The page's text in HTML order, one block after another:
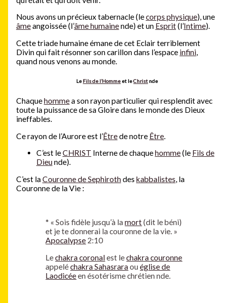
Nous avons un précieux tabernacle (lecorps physique), une
âmeangoissée (l’âme humainende) et un Esprit(l’Intime).
Cette triade humaine émane de cet Eclair terriblement
Divin qui fait résonner son carillon dans l’espace infini,
quand nous venons au monde.
Le Fils de l’Homme et leChrist nde
Chaquehommea son rayon particulier qui resplendit avec
toute la puissance de sa Gloire dans le monde des Dieux
ineffables.
Ce rayon de l’Aurore est l’Êtrede notre Être.
C’est leCHRIST Interne de chaquehomme(le Fils de
Dieunde).
C’est laCouronne de Sephirothdes kabbalistes , la
Couronne de la Vie :
* « Sois fidèle jusqu’à lamort(dit le béni)
et je te donnerai la couronne de la vie. »
Apocalypse 2:10
Lechakra coronalest lechakra couronne
appeléchakra Sahasraraouéglise de
Laodicéeen ésotérisme chrétien nde.